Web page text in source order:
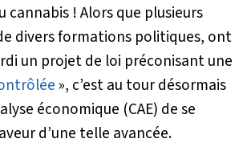
cannabis ! Alors que plusieurs
divers formations politiques, ont
un projet de loi préconisant une
», c’est au tour désormais
économique (CAE) de se
d’une telle avancée.